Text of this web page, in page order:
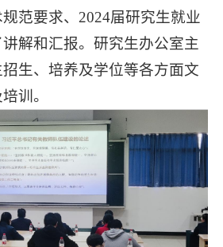
范要求、2024届研究生就业
解和汇报。研究生办公室主
生、培养及学位等各方面文
训。